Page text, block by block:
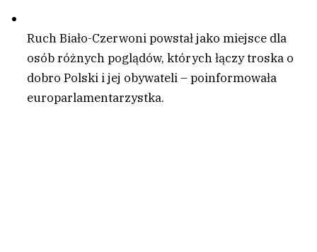
Ruch Biało-Czerwoni powstał jako miejsce dla
osób różnych poglądów, których łączy troska o
dobro Polski i jej obywateli – poinformowała
europarlamentarzystka.